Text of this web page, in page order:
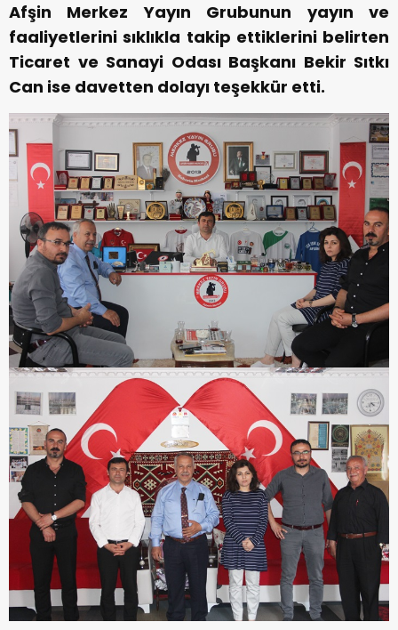
Afşin Merkez Yayın Grubunun yayın ve
faaliyetlerini sıklıkla takip ettiklerini belirten
Ticaret ve Sanayi Odası Başkanı Bekir Sıtkı
Can ise davetten dolayı teşekkür etti.